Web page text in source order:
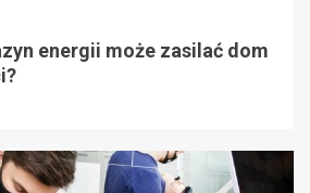
energii może zasilać dom